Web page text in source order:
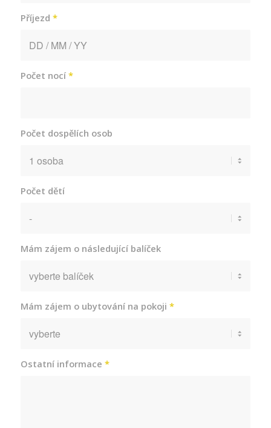
Příjezd *
Počet nocí *
Počet dospělích osob
Počet dětí
Mám zájem o následující balíček
Mám zájem o ubytování na pokoji *
Ostatní informace *